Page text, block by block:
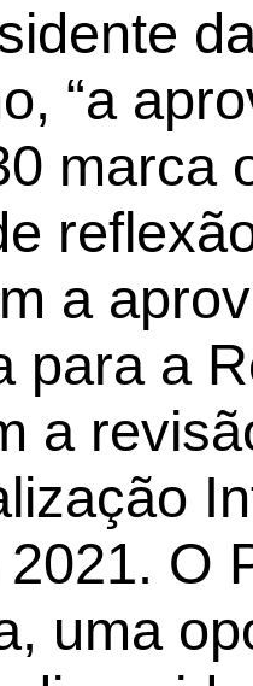
“a
marca
a
para a
a
O
uma